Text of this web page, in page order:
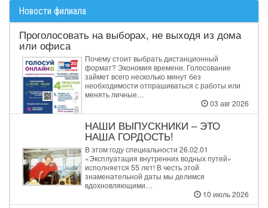
Новости филиала
Проголосовать на выборах, не выходя из дома
или офиса
Почему стоит выбрать дистанционный
формат? Экономия времени. Голосование
займет всего несколько минут без
необходимости отпрашиваться с работы или
менять личные…
03 авг 2026
НАШИ ВЫПУСКНИКИ – ЭТО
НАША ГОРДОСТЬ!
В этом году специальности 26.02.01
«Эксплуатация внутренних водных путей»
исполняется 55 лет! В честь этой
знаменательной даты мы делимся
вдохновляющими…
10 июль 2026